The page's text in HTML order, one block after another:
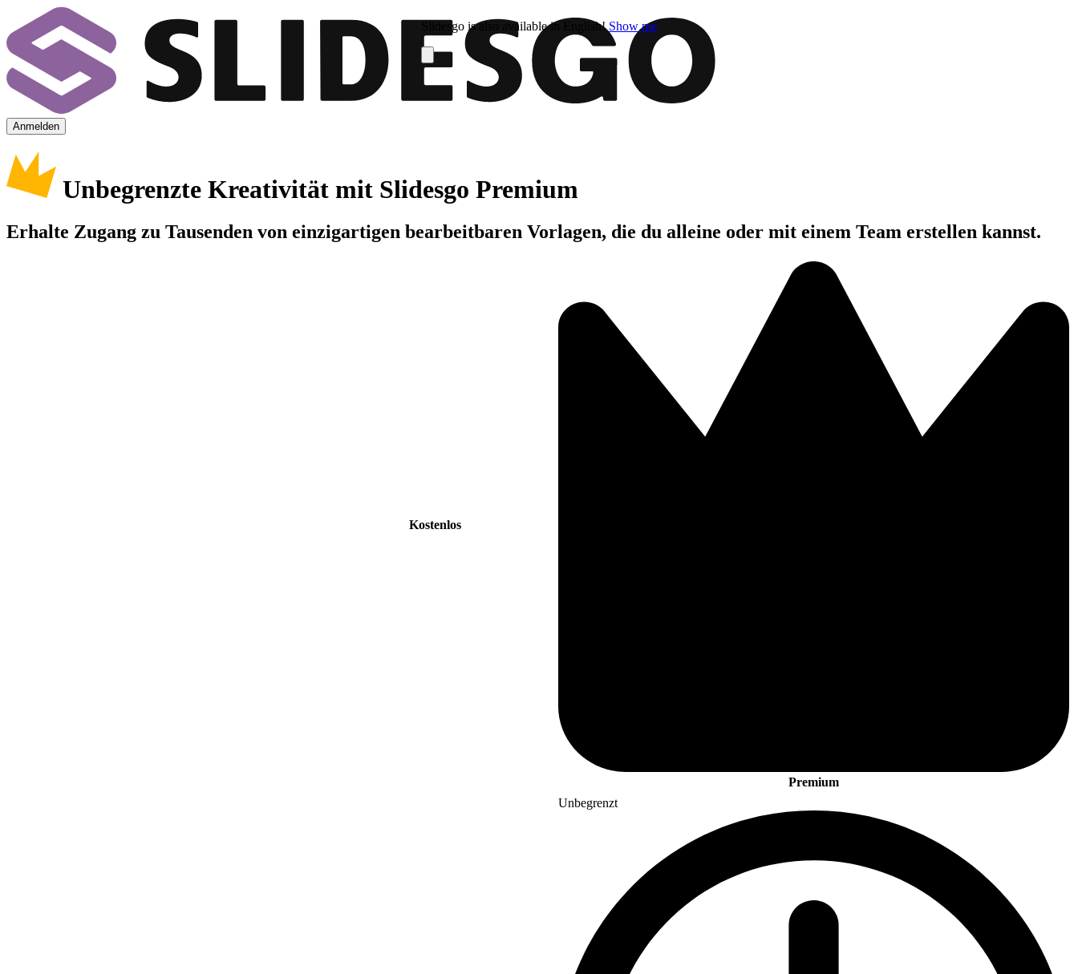
Slidesgo is also available in English! Show me
Anmelden
Unbegrenzte Kreativität mit Slidesgo Premium
Erhalte Zugang zu Tausenden von einzigartigen bearbeitbaren Vorlagen, die du alleine oder mit einem Team erstellen kannst.
Kostenlos
Premium
Unbegrenzt